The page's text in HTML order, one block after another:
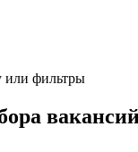
или фильтры